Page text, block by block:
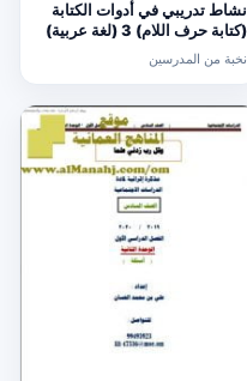
نشاط تدريبي في أدوات الكتابة
(كتابة حرف اللام) 3 (لغة عربية)
نخبة من المدرسين